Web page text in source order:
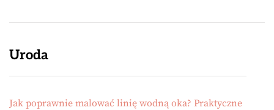
Uroda
Jak poprawnie malować linię wodną oka? Praktyczne